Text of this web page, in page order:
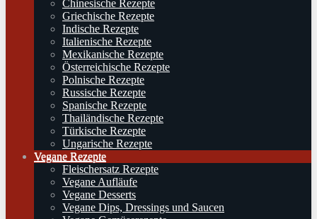
Chinesische Rezepte
Griechische Rezepte
Indische Rezepte
Italienische Rezepte
Mexikanische Rezepte
Österreichische Rezepte
Polnische Rezepte
Russische Rezepte
Spanische Rezepte
Thailändische Rezepte
Türkische Rezepte
Ungarische Rezepte
Vegane Rezepte
Fleischersatz Rezepte
Vegane Aufläufe
Vegane Desserts
Vegane Dips, Dressings und Saucen